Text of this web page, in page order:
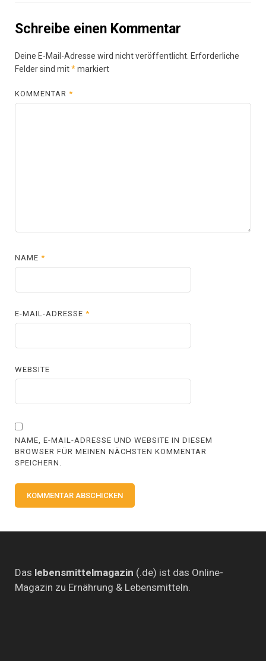
Schreibe einen Kommentar
Deine E-Mail-Adresse wird nicht veröffentlicht. Erforderliche
Felder sind mit*markiert
KOMMENTAR*
NAME*
E-MAIL-ADRESSE*
WEBSITE
NAME, E-MAIL-ADRESSE UND WEBSITE IN DIESEM
BROWSER FÜR MEINEN NÄCHSTEN KOMMENTAR
SPEICHERN.
Das lebensmittelmagazin (.de) ist das Online-
Magazin zu Ernährung & Lebensmitteln.